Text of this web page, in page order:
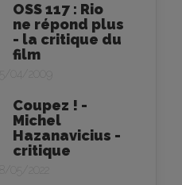
OSS 117 : Rio
ne répond plus
- la critique du
film
15/04/2009
Coupez ! -
Michel
Hazanavicius -
critique
18/05/2022